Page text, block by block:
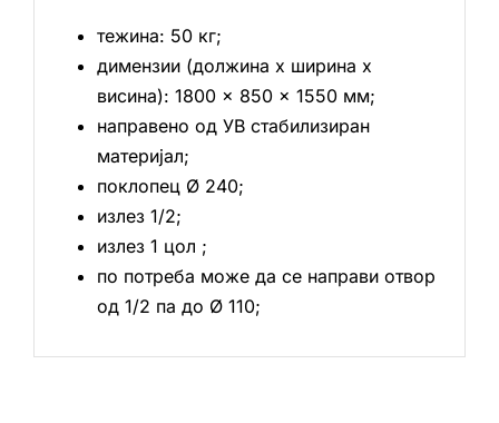
тежина: 50 кг;
димензии (должина х ширина х
висина): 1800 × 850 × 1550 мм;
направено од УВ стабилизиран
материјал;
поклопец Ø 240;
излез 1/2;
излез 1 цол ;
по потреба може да се направи отвор
од 1/2 па до Ø 110;